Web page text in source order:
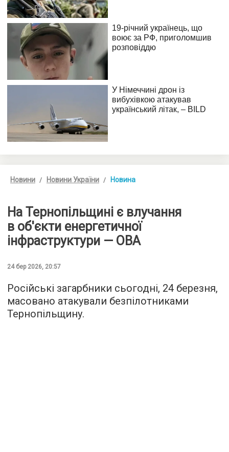
Новини Новини України Новина
На Тернопільщині є влучання
в об'єкти енергетичної
інфраструктури — ОВА
24 бер 2026, 20:57
Російські загарбники сьогодні, 24 березня,
масовано атакували безпілотниками
Тернопільщину.